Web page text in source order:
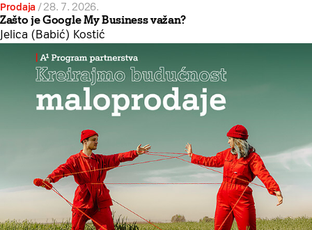
Prodaja /28. 7. 2026.
Zašto je Google My Business važan?
Jelica (Babić) Kostić